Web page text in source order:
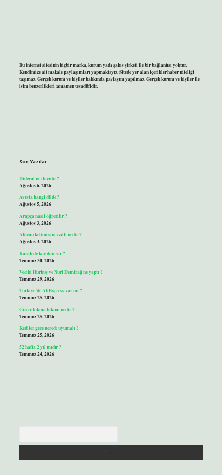
Bu internet sitesinin hiçbir marka, kurum yada şahıs şirketi ile bir bağlantısı yoktur.
Kendimize ait makale paylaşımları yapmaktayız. Sitede yer alan içerikler haber niteliği
taşımaz. Gerçek kurum ve kişiler hakkında paylaşım yapılmaz. Gerçek kurum ve kişiler ile
isim benzerlikleri tamamen tesadüfidir.
Son Yazılar
Dideral ne ilacıdır ?
Ağustos 6, 2026
Avesta hangi dilde ?
Ağustos 5, 2026
Arapça nasıl öğrenilir ?
Ağustos 3, 2026
Afacan kelimesinin zıttı nedir ?
Ağustos 3, 2026
Karatede kaç dan var ?
Temmuz 30, 2026
Vecihi Hürkuş ve Nuri Demirağ ne yaptı ?
Temmuz 29, 2026
Türkiye’de AliExpress var mı ?
Temmuz 25, 2026
Cırcır lokma takımı nedir ?
Temmuz 25, 2026
Kediler gece nerede uyumalı ?
Temmuz 25, 2026
52 hafta 2 yıl mıdır ?
Temmuz 24, 2026